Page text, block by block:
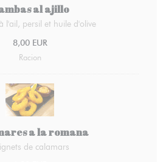
al ajillo
l'ail, persil et huile d'olive
8,00 EUR
Racion
a la romana
de calamars